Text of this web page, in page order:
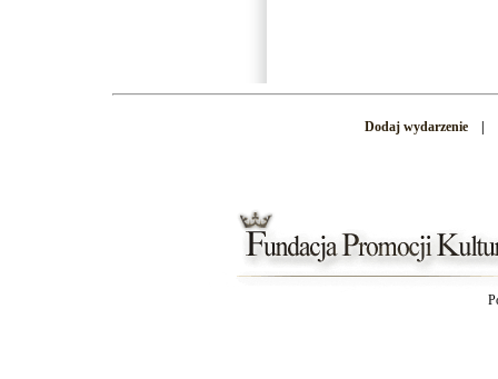
Dodaj wydarzenie